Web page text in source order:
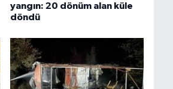
yangın: 20 dönüm alan küle
döndü